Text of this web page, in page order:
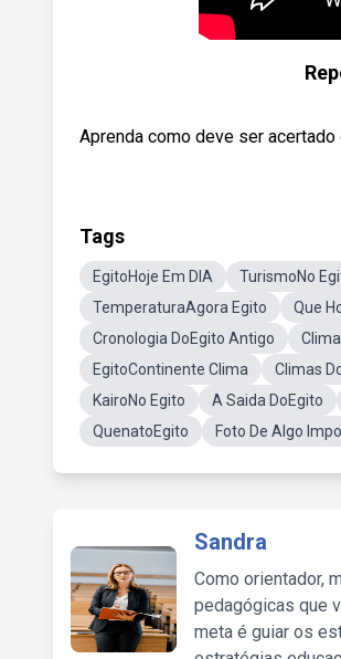
Aprenda como deve ser
Tags
EgitoHoje Em DIA TurismoNo
TemperaturaAgora Egito
Que
Cronologia DoEgito Antigo
EgitoContinente Clima
Climas
KairoNo Egito
A Saida DoEgito
QuenatoEgito
Foto De Algo
Sandra
Como orientador,
pedagógicas que
meta é guiar os